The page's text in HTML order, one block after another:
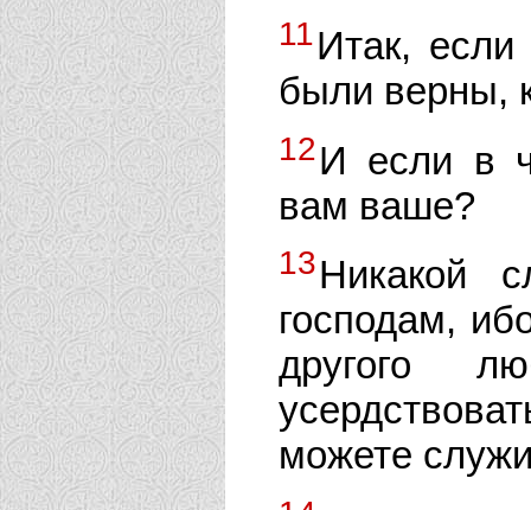
11Итак,
были верны,
12И если в
вам ваше?
13Никакой
господам,
другого
можете